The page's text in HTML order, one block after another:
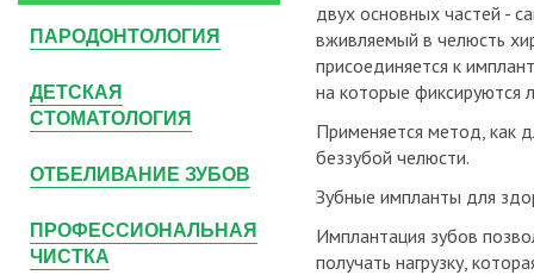
ПАРОДОНТОЛОГИЯ
ДЕТСКАЯ
СТОМАТОЛОГИЯ
ОТБЕЛИВАНИЕ ЗУБОВ
ПРОФЕССИОНАЛЬНАЯ
ЧИСТКА
двух основных частей -
вживляемый в челюсть
присоединяется к
на которые фиксируются
Применяется метод, как
беззубой челюсти.
Зубные импланты для
Имплантация зубов
получать нагрузку,